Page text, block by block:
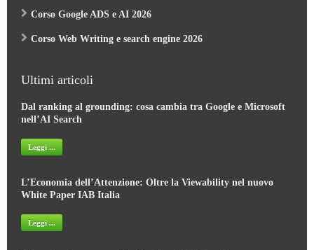
Corso Google ADS e AI 2026
Corso Web Writing e search engine 2026
Ultimi articoli
Dal ranking al grounding: cosa cambia tra Google e Microsoft
nell’AI Search
Leggi ...
L’Economia dell’Attenzione: Oltre la Viewability nel nuovo
White Paper IAB Italia
Leggi ...